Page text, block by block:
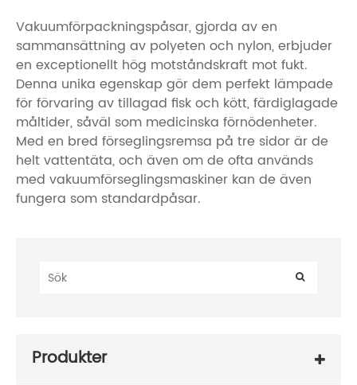
Vakuumförpackningspåsar, gjorda av en
sammansättning av polyeten och nylon, erbjuder
en exceptionellt hög motståndskraft mot fukt.
Denna unika egenskap gör dem perfekt lämpade
för förvaring av tillagad fisk och kött, färdiglagade
måltider, såväl som medicinska förnödenheter.
Med en bred förseglingsremsa på tre sidor är de
helt vattentäta, och även om de ofta används
med vakuumförseglingsmaskiner kan de även
fungera som standardpåsar.
Produkter